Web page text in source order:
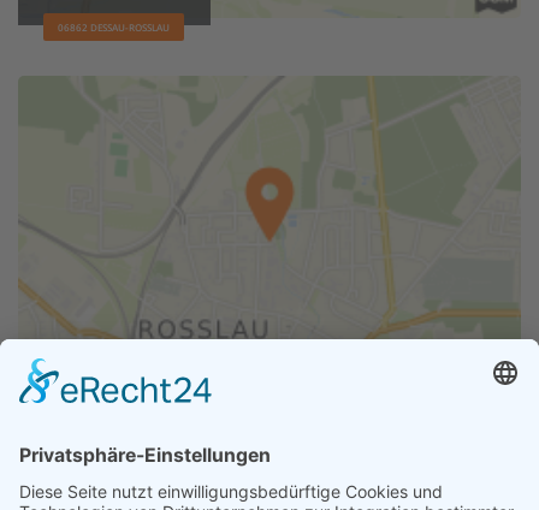
06862 DESSAU-ROSSLAU
Amtsmühle Roßlau